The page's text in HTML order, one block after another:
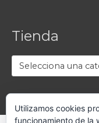
Tienda
Selecciona una
Utilizamos cookies
funcionamiento de la